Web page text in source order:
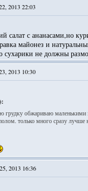
2013 22:03
салат с ананасами,но
майонез и
сухарики не должны
2013 10:30
грудку обжариваю маленькими
только много сразу
2013 16:36